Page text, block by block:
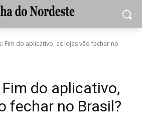
Fim do aplicativo, as lojas vão fechar no
do aplicativo,
fechar no Brasil?